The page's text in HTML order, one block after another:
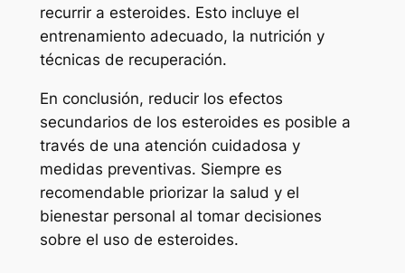
recurrir a esteroides. Esto incluye el
entrenamiento adecuado, la nutrición y
técnicas de recuperación.
En conclusión, reducir los efectos
secundarios de los esteroides es posible a
través de una atención cuidadosa y
medidas preventivas. Siempre es
recomendable priorizar la salud y el
bienestar personal al tomar decisiones
sobre el uso de esteroides.